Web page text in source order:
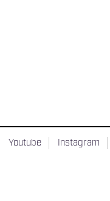
Youtube Instagram